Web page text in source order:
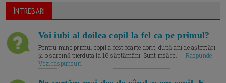
ÎNTREBARI
Voi iubi al doilea copil la fel ca pe primul?
Pentru mine primul copil a fost foarte dorit, după ani de așteptări
și o sarcină pierduta la 16 săptămâni. Sunt însărc... | Raspunde |
Vezi raspunsuri